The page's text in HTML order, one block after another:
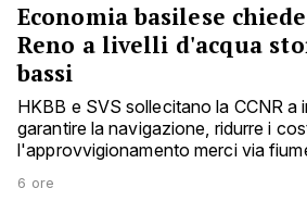
Economia basilese
Reno a livelli d'acqua
bassi
HKBB e SVS sollecitano la CCNR a
garantire la navigazione, ridurre i
l'approvvigionamento merci via
6 ore